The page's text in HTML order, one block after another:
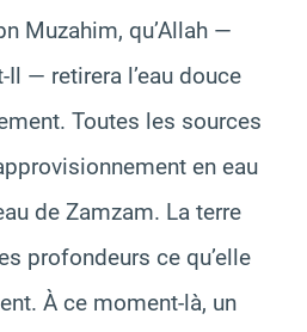
Muzahim, qu’Allah —
— retirera l’eau douce
Toutes les sources
en eau
de Zamzam. La terre
profondeurs ce qu’elle
À ce moment-là, un